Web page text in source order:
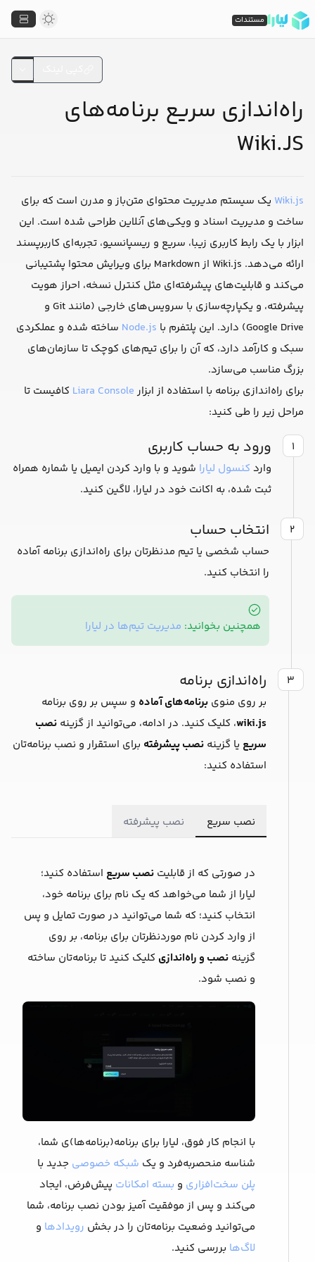
راه‌اندازی سریع برنامه‌های
Wiki.JS
Wiki.js یک سیستم مدیریت محتوای متن‌باز و مدرن است که برای
ساخت و مدیریت اسناد و ویکی‌های آنلاین طراحی شده است. این
ابزار با یک رابط کاربری زیبا، سریع و ریسپانسیو، تجربه‌ای کاربرپسند
ارائه می‌دهد. Wiki.js از Markdown برای ویرایش محتوا پشتیبانی
می‌کند و قابلیت‌های پیشرفته‌ای مثل کنترل نسخه، احراز هویت
پیشرفته، و یکپارچه‌سازی با سرویس‌های خارجی (مانند Git و
Google Drive) دارد. این پلتفرم با
Node.js ساخته شده و عملکردی
سبک و کارآمد دارد، که آن را برای تیم‌های کوچک تا سازمان‌های
بزرگ مناسب می‌سازد.
برای راه‌اندازی برنامه با استفاده از ابزارLiara Console کافیست تا
مراحل زیر را طی کنید:
۱ ورود به حساب کاربری
وارد کنسول لیارا شوید و با وارد کردن ایمیل یا شماره همراه
ثبت شده، به اکانت خود در لیارا، لاگین کنید.
۲ انتخاب حساب
حساب شخصی یا تیم مدنظرتان برای راه‌اندازی برنامه آماده
را انتخاب کنید.
همچنین بخوانید: مدیریت تیم‌ها در لیارا
۳ راه‌اندازی برنامه
بر روی منوی برنامه‌های آماده و سپس بر روی برنامه
wiki.js، کلیک کنید. در ادامه، می‌توانید از گزینه نصب
سریع یا گزینه نصب پیشرفته برای استقرار و نصب برنامه‌تان
استفاده کنید:
نصب سریع نصب پیشرفته
در صورتی که از قابلیت نصب سریع استفاده کنید؛
لیارا از شما می‌خواهد که یک ‌نام برای برنامه خود،
انتخاب کنید؛ که شما می‌توانید در صورت تمایل و پس
از وارد کردن نام موردنظرتان برای برنامه، بر روی
گزینه نصب و راه‌اندازی کلیک کنید تا برنامه‌‌تان ساخته
و نصب شود.
با انجام کار فوق، لیارا برای برنامه(برنامه‌ها)ی شما،
شناسه منحصربه‌فرد و یک شبکه خصوصی جدید با
پلن سخت‌افزاری و بسته امکانات پیش‌فرض، ایجاد
می‌کند و پس از موفقیت آمیز بودن نصب برنامه، شما
می‌توانید وضعیت برنامه‌تان را در بخش رویدادها و
لاگ‌ها بررسی کنید.
مستندات